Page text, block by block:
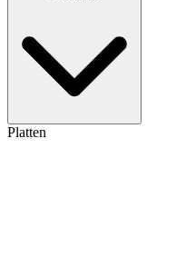
Platten